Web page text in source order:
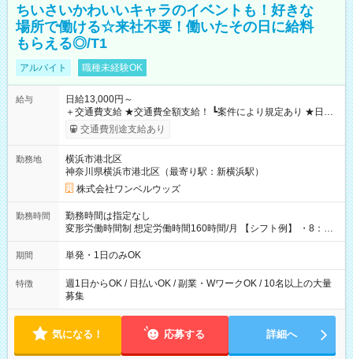
ちいさいかわいいキャラのイベントも！好きな
場所で働ける☆来社不要！働いたその日に給料
もらえる◎/T1
アルバイト 職種未経験OK
給与
日給13,000円～
＋交通費支給 ★交通費全額支給！ ┗案件により規定あり ★日払
いOK！（規定あり） ┗働いたその日に現金GET♪ お仕事後はコ
ンビニATMから 日払い分を引き落とせます！ 【試用期間】試
交通費別途支給あり
勤務地
横浜市港北区
神奈川県横浜市港北区（最寄り駅：新横浜駅）
株式会社ワンベルウッズ
勤務時間
勤務時間は指定なし
変形労働時間制 想定労働時間160時間/月 【シフト例】 ・8：00
～21：00
期間 単発・1日のみOK
特徴
週1日からOK / 日払いOK / 副業・WワークOK / 10名以上の大量
募集
気になる！ 応募する 詳細へ